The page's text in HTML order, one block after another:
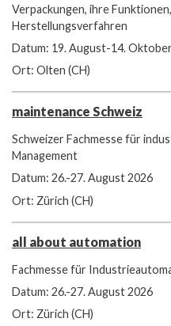
Verpackungen, ihre
Herstellungsverfahren
Datum: 19. August-14.
Ort: Olten (CH)
maintenance Schweiz
Schweizer Fachmesse für
Management
Datum: 26.-27. August 2026
Ort: Zürich (CH)
all about automation
Fachmesse für
Datum: 26.-27. August 2026
Ort: Zürich (CH)